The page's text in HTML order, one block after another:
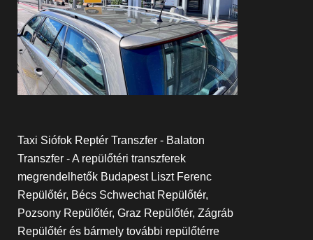
Taxi Siófok Reptér Transzfer - Balaton
Transzfer - A repülőtéri transzferek
megrendelhetők Budapest Liszt Ferenc
Repülőtér, Bécs Schwechat Repülőtér,
Pozsony Repülőtér, Graz Repülőtér, Zágráb
Repülőtér és bármely további repülőtérre